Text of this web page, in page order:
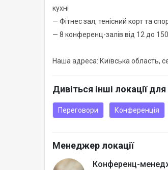
кухні
— Фітнес зал, тенісний корт та
— 8 конференц-залів від 12 до 150
Наша адреса: Київська область,
Дивіться інші локації
Переговори Конференція
Менеджер локації
Конференц-